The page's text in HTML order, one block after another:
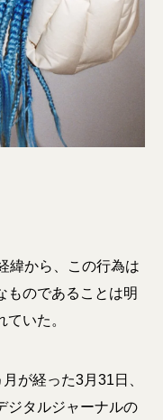
緯から、この行為は
ものであることは明
いた。
が経った3月31日、
ジタルジャーナルの